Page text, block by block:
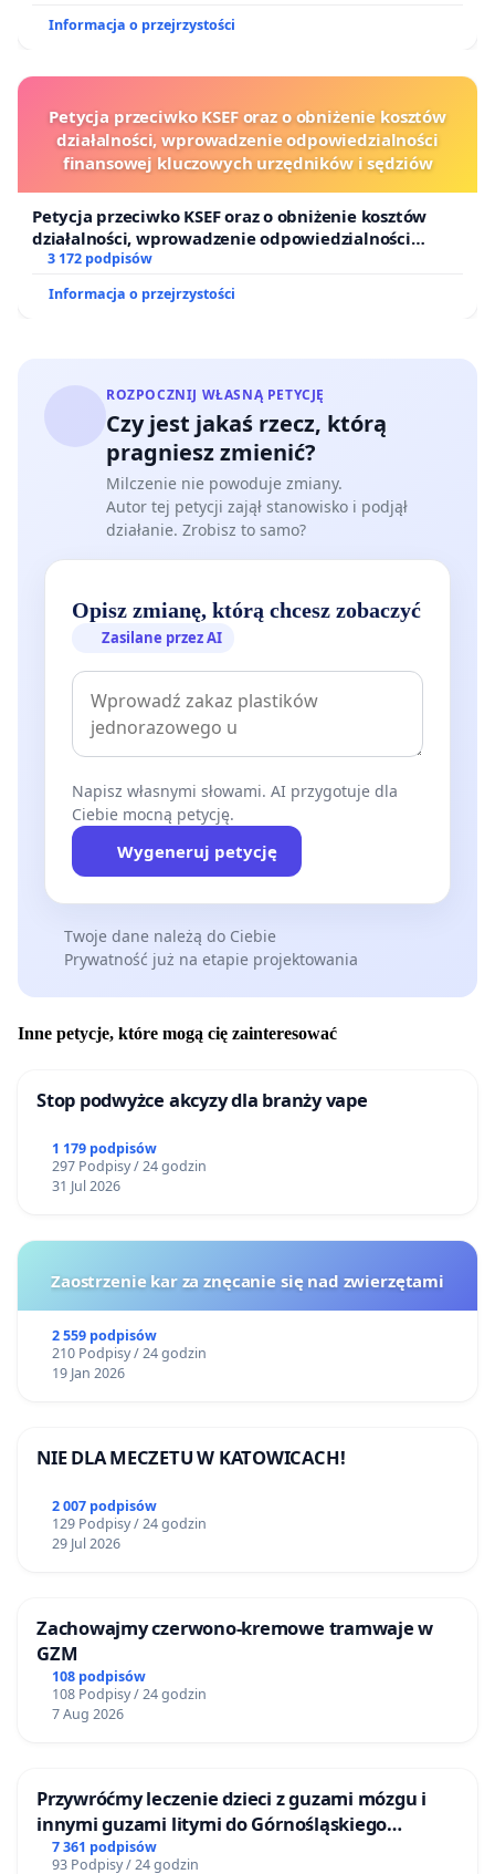
Informacja o przejrzystości
Petycja przeciwko KSEF oraz o obniżenie kosztów
działalności, wprowadzenie odpowiedzialności
finansowej kluczowych urzędników i sędziów
Petycja przeciwko KSEF oraz o obniżenie kosztów
działalności, wprowadzenie odpowiedzialności
finansowej kluczowych urzędników i sędziów
3 172 podpisów
Informacja o przejrzystości
ROZPOCZNIJ WŁASNĄ PETYCJĘ
Czy jest jakaś rzecz, którą
pragniesz zmienić?
Milczenie nie powoduje zmiany.
Autor tej petycji zajął stanowisko i podjął
działanie. Zrobisz to samo?
Opisz zmianę, którą chcesz zobaczyć
Zasilane przez AI
Napisz własnymi słowami. AI przygotuje dla
Ciebie mocną petycję.
Wygeneruj petycję
Twoje dane należą do Ciebie
Prywatność już na etapie projektowania
Inne petycje, które mogą cię zainteresować
Stop podwyżce akcyzy dla branży vape
1 179 podpisów
297 Podpisy / 24 godzin
31 Jul 2026
Zaostrzenie kar za znęcanie się nad zwierzętami
2 559 podpisów
210 Podpisy / 24 godzin
19 Jan 2026
NIE DLA MECZETU W KATOWICACH!
2 007 podpisów
129 Podpisy / 24 godzin
29 Jul 2026
Zachowajmy czerwono-kremowe tramwaje w
GZM
108 podpisów
108 Podpisy / 24 godzin
7 Aug 2026
Przywróćmy leczenie dzieci z guzami mózgu i
innymi guzami litymi do Górnośląskiego
Centrum Zdrowia Dziecka w Katowicach
7 361 podpisów
93 Podpisy / 24 godzin